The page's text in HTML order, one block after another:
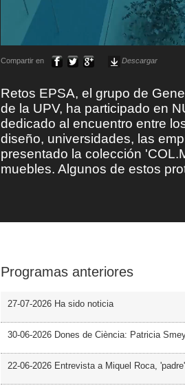
Compartir en Descargar
Retos EPSA, el grupo de
de la UPV, ha participado en
dedicado al encuentro entre
diseño, universidades, las
presentado la colección
muebles. Algunos de estos
Programas anteriores
27-07-2026 Ha sido noticia
30-06-2026 Dones de Ciència: Patricia
22-06-2026 Entrevista a Miquel Roca,